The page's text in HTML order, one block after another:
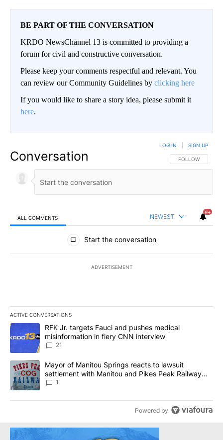
BE PART OF THE CONVERSATION
KRDO NewsChannel 13 is committed to providing a
forum for civil and constructive conversation.
Please keep your comments respectful and relevant. You
can review our Community Guidelines by clicking here
If you would like to share a story idea, please submit it
here.
Conversation FOLLOW THIS
FOLLOW
LOG IN SIGN UP
ALL COMMENTS NEWEST
9+
All Comments
Start the conversation
ADVERTISEMENT
ACTIVE CONVERSATIONS
The following is a list of the most commented articles in the last
A trending article titled "RFK Jr. targets Fauci and pushes
RFK Jr. targets Fauci and pushes medical
misinformation in fiery CNN interview
21
A trending article titled "Mayor of Manitou Springs reacts to
Mayor of Manitou Springs reacts to lawsuit
settlement with Manitou and Pikes Peak Railway
Company
1
Powered by